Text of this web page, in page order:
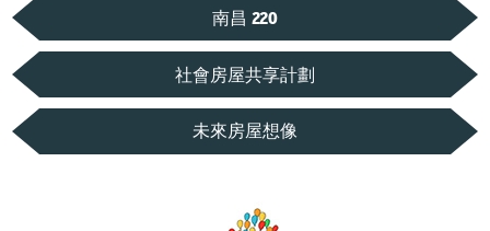
南昌 220
社會房屋共享計劃
未來房屋想像